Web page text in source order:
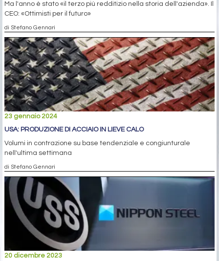
Ma l'anno è stato «il terzo più redditizio nella storia dell'azienda». Il
CEO: «Ottimisti per il futuro»
di Stefano Gennari
23 gennaio 2024
USA: PRODUZIONE DI ACCIAIO IN LIEVE CALO
Volumi in contrazione su base tendenziale e congiunturale
nell'ultima settimana
di Stefano Gennari
20 dicembre 2023